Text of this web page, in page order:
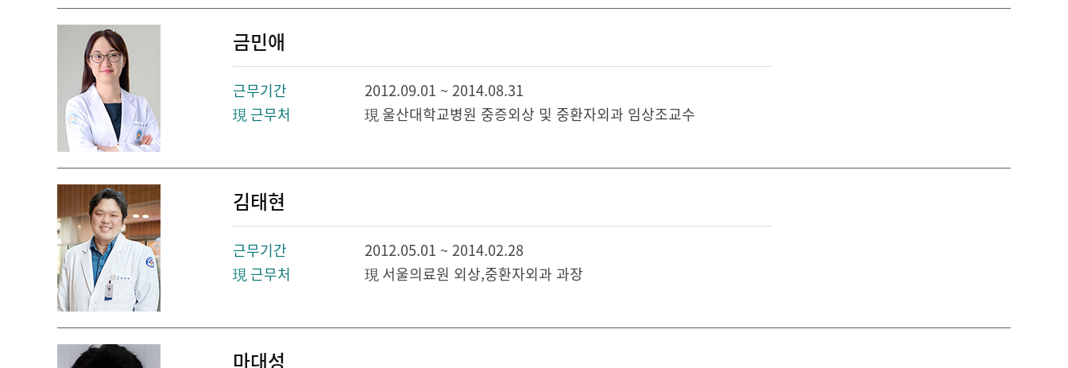
금민애
근무기간
2012.09.01 ~ 2014.08.31
現 근무처
現 울산대학교병원 중증외상 및 중환자외과 임상조교수
김태현
근무기간
2012.05.01 ~ 2014.02.28
現 근무처
現 서울의료원 외상,중환자외과 과장
마대성